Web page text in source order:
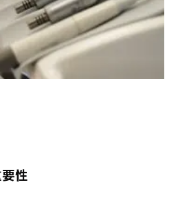
性